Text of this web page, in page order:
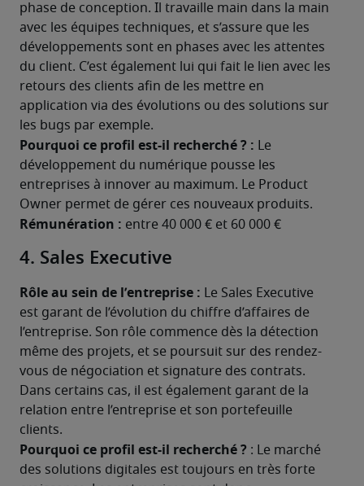
phase de conception. Il travaille main dans la main
avec les équipes techniques, et s’assure que les
développements sont en phases avec les attentes
du client. C’est également lui qui fait le lien avec les
retours des clients afin de les mettre en
application via des évolutions ou des solutions sur
les bugs par exemple.
Pourquoi ce profil est-il recherché ? : Le
développement du numérique pousse les
entreprises à innover au maximum. Le Product
Owner permet de gérer ces nouveaux produits.
Rémunération : entre 40 000 € et 60 000 €
4. Sales Executive
Rôle au sein de l’entreprise : Le Sales Executive
est garant de l’évolution du chiffre d’affaires de
l’entreprise. Son rôle commence dès la détection
même des projets, et se poursuit sur des rendez-
vous de négociation et signature des contrats.
Dans certains cas, il est également garant de la
relation entre l’entreprise et son portefeuille
clients.
Pourquoi ce profil est-il recherché ? : Le marché
des solutions digitales est toujours en très forte